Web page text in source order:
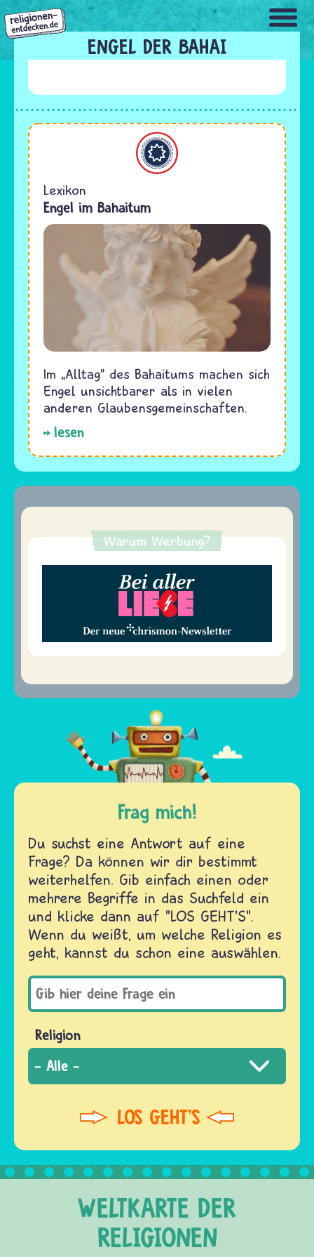
Direkt
zum
Inhalt
ENGEL DER BAHAI
Bahaitum
Lexikon
Engel im Bahaitum
Im „Alltag“ des Bahaitums machen sich
Engel unsichtbarer als in vielen
anderen Glaubensgemeinschaften.
lesen
Warum Werbung?
Frag mich!
Du suchst eine Antwort auf eine
Frage? Da können wir dir bestimmt
weiterhelfen. Gib einfach einen oder
mehrere Begriffe in das Suchfeld ein
und klicke dann auf "LOS GEHT'S".
Wenn du weißt, um welche Religion es
geht, kannst du schon eine auswählen.
Religion